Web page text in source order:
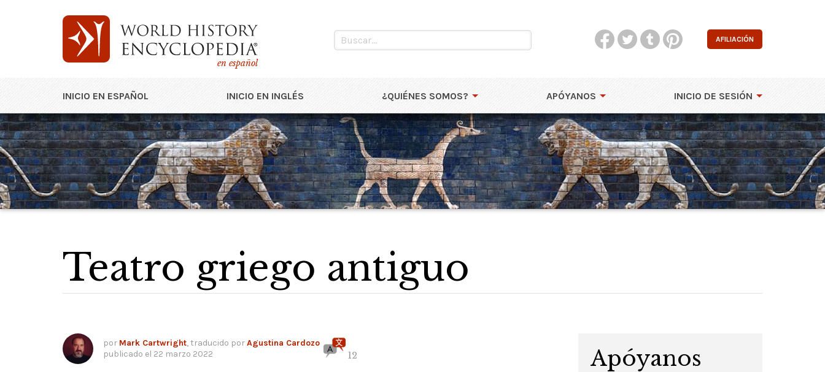
en español
AFILIACIÓN
INICIO EN ESPAÑOL INICIO EN INGLÉS ¿QUIÉNES SOMOS? APÓYANOS INICIO DE SESIÓN
Teatro griego antiguo
por Mark Cartwright, traducido porAgustina Cardozo
publicado el 22 marzo 2022 12 Apóyanos